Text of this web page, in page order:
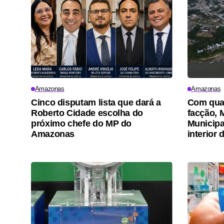
Amazonas
Cinco disputam lista que dará a
Roberto Cidade escolha do
próximo chefe do MP do
Amazonas
Amazonas
Com
facção,
interior